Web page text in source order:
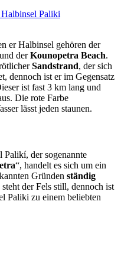
er Halbinsel gehören der
und derKounopetra Beach.
Sandstrand, der sich
dennoch ist er im Gegensatz
ist fast 3 km lang und
Die rote Farbe
lässt jeden staunen.
Palikí, der sogenannte
“, handelt es sich um ein
Gründen ständig
der Fels still, dennoch ist
Paliki zu einem beliebten